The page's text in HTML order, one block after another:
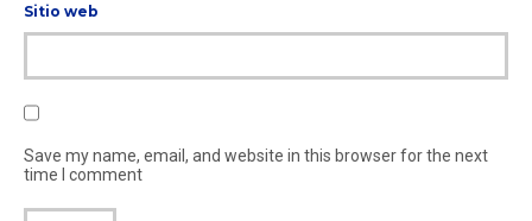
Sitio web
Save my name, email, and website in this browser for the next
time I comment